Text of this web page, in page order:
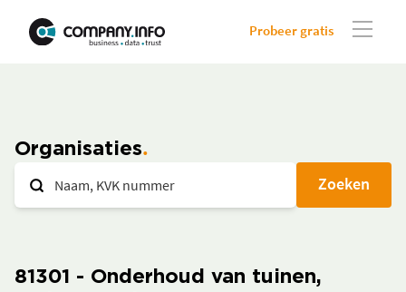
Probeer gratis
Organisaties
Zoeken
81301 - Onderhoud van tuinen,